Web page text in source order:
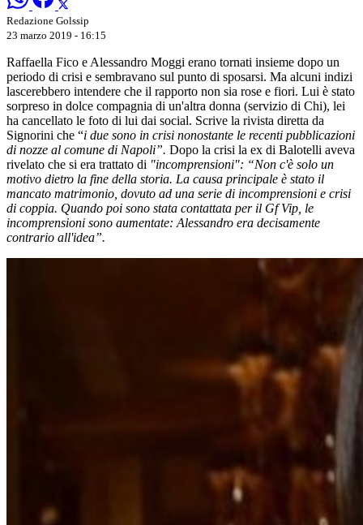
Redazione Golssip
23 marzo 2019 - 16:15
Raffaella Fico e Alessandro Moggi erano tornati insieme dopo un
periodo di crisi e sembravano sul punto di sposarsi. Ma alcuni indizi
lascerebbero intendere che il rapporto non sia rose e fiori. Lui è stato
sorpreso in dolce compagnia di un'altra donna (servizio di Chi), lei
ha cancellato le foto di lui dai social. Scrive la rivista diretta da
Signorini che “i due sono in crisi nonostante le recenti pubblicazioni
di nozze al comune di Napoli”. Dopo la crisi la ex di Balotelli aveva
rivelato che si era trattato di "incomprensioni": “Non c'è solo un
motivo dietro la fine della storia. La causa principale è stato il
mancato matrimonio, dovuto ad una serie di incomprensioni e crisi
di coppia. Quando poi sono stata contattata per il Gf Vip, le
incomprensioni sono aumentate: Alessandro era decisamente
contrario all'idea”.